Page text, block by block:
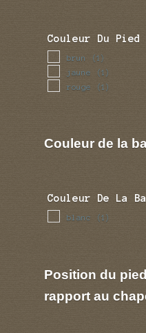
Couleur Du Pied
brun (1)
jaune (1)
rouge (1)
Couleur de la
Couleur De La
blanc (1)
Position du
rapport au